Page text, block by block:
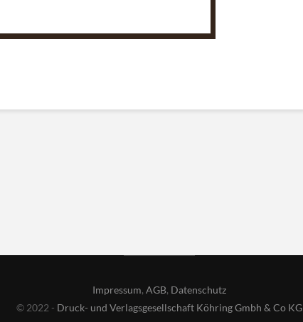
Impressum, AGB, Datenschutz
© 2022 - Druck- und Verlagsgesellschaft Köhring Gmbh & Co KG